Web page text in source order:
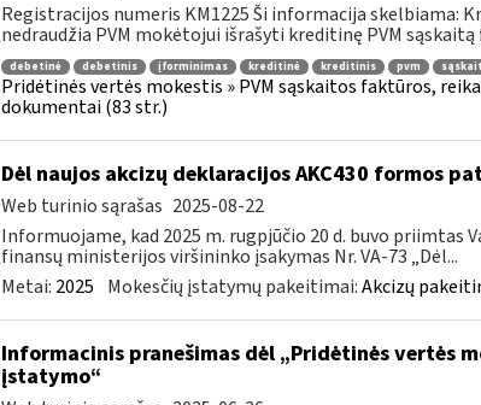
Registracijos numeris KM1225 Ši informacija skelbiama:
nedraudžia PVM mokėtojui išrašyti kreditinę PVM
debetinė debetinis įforminimas kreditinė kreditinis pvm
Pridėtinės vertės mokestis » PVM sąskaitos faktūros,
dokumentai (83 str.)
Dėl naujos akcizų deklaracijos AKC430 formos
Web turinio sąrašas 2025-08-22
Informuojame, kad 2025 m. rugpjūčio 20 d. buvo priimtas
finansų ministerijos viršininko įsakymas Nr. VA-73 „Dėl...
Metai: 2025 Mokesčių įstatymų pakeitimai:Akcizų
Informacinis pranešimas dėl „Pridėtinės vertės
įstatymo“